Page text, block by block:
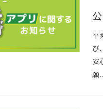
平
び
安
願